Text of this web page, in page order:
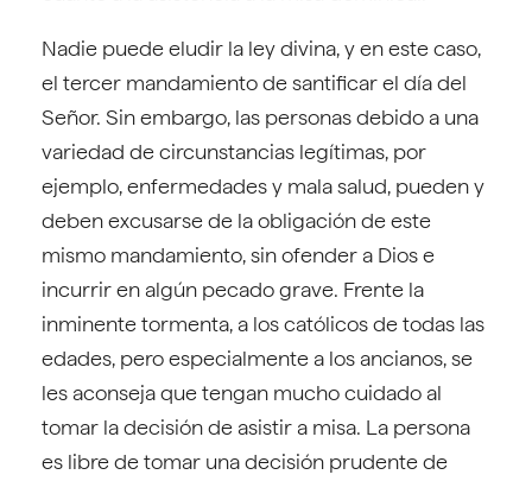
Nadie puede eludir la ley divina, y en este caso,
el tercer mandamiento de santificar el día del
Señor. Sin embargo, las personas debido a una
variedad de circunstancias legítimas, por
ejemplo, enfermedades y mala salud, pueden y
deben excusarse de la obligación de este
mismo mandamiento, sin ofender a Dios e
incurrir en algún pecado grave. Frente la
inminente tormenta, a los católicos de todas las
edades, pero especialmente a los ancianos, se
les aconseja que tengan mucho cuidado al
tomar la decisión de asistir a misa. La persona
es libre de tomar una decisión prudente de